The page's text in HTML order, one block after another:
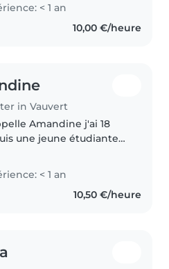
mais j'ai beaucoup
ma petite sœur ce qui
< 1 an
10,00 €/heure
in Vauvert
Amandine j'ai 18
une jeune étudiante
grandes vacances ! J'ai
frère dont je me suis
occupée,des petits..
< 1 an
10,50 €/heure